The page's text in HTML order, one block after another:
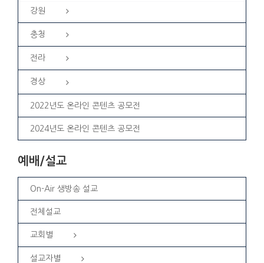
강원
충청
전라
경상
2022년도 온라인 콘텐츠 공모전
2024년도 온라인 콘텐츠 공모전
예배/설교
On-Air 생방송 설교
전체설교
교회별
설교자별